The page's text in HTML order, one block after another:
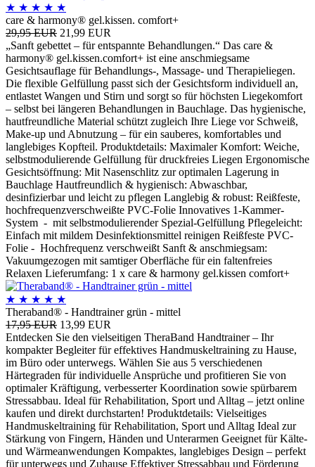
★ ★ ★ ★ ★
care & harmony® gel.kissen. comfort+
29,95 EUR 21,99 EUR
„Sanft gebettet – für entspannte Behandlungen.“ Das care &
harmony® gel.kissen.comfort+ ist eine anschmiegsame
Gesichtsauflage für Behandlungs-, Massage- und Therapieliegen.
Die flexible Gelfüllung passt sich der Gesichtsform individuell an,
entlastet Wangen und Stirn und sorgt so für höchsten Liegekomfort
– selbst bei längeren Behandlungen in Bauchlage. Das hygienische,
hautfreundliche Material schützt zugleich Ihre Liege vor Schweiß,
Make-up und Abnutzung – für ein sauberes, komfortables und
langlebiges Kopfteil. Produktdetails: Maximaler Komfort: Weiche,
selbstmodulierende Gelfüllung für druckfreies Liegen Ergonomische
Gesichtsöffnung: Mit Nasenschlitz zur optimalen Lagerung in
Bauchlage Hautfreundlich & hygienisch: Abwaschbar,
desinfizierbar und leicht zu pflegen Langlebig & robust: Reißfeste,
hochfrequenzverschweißte PVC-Folie Innovatives 1-Kammer-
System - mit selbstmodulierender Spezial-Gelfüllung Pflegeleicht:
Einfach mit mildem Desinfektionsmittel reinigen Reißfeste PVC-
Folie - Hochfrequenz verschweißt Sanft & anschmiegsam:
Vakuumgezogen mit samtiger Oberfläche für ein faltenfreies
Relaxen Lieferumfang: 1 x care & harmony gel.kissen comfort+
★ ★ ★ ★ ★
Theraband® - Handtrainer grün - mittel
17,95 EUR 13,99 EUR
Entdecken Sie den vielseitigen TheraBand Handtrainer – Ihr
kompakter Begleiter für effektives Handmuskeltraining zu Hause,
im Büro oder unterwegs. Wählen Sie aus 5 verschiedenen
Härtegraden für individuelle Ansprüche und profitieren Sie von
optimaler Kräftigung, verbesserter Koordination sowie spürbarem
Stressabbau. Ideal für Rehabilitation, Sport und Alltag – jetzt online
kaufen und direkt durchstarten! Produktdetails: Vielseitiges
Handmuskeltraining für Rehabilitation, Sport und Alltag Ideal zur
Stärkung von Fingern, Händen und Unterarmen Geeignet für Kälte-
und Wärmeanwendungen Kompaktes, langlebiges Design – perfekt
für unterwegs und Zuhause Effektiver Stressabbau und Förderung